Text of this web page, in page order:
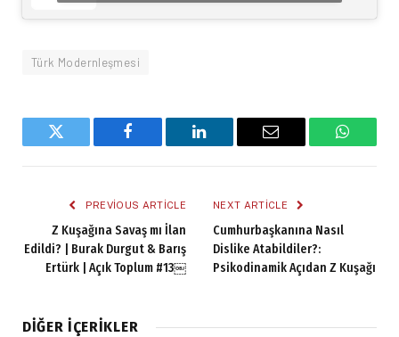
Türk Modernleşmesi
Twitter Facebook LinkedIn Email
PREVIOUS ARTICLE
Z Kuşağına Savaş mı İlan
Edildi? | Burak Durgut & Barış
Ertürk | Açık Toplum #13￼
NEXT ARTICLE
Cumhurbaşkanına Nasıl
Dislike Atabildiler?:
Psikodinamik Açıdan Z Kuşağı
DIĞER İÇERIKLER